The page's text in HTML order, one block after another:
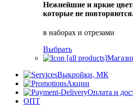
Нежнейшие и яркие
которые не
в наборах и отрезами
Выбрать
Выкройки, МК
Акции
Оплата и
ОПТ